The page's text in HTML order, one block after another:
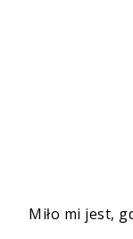
Miło mi jest,